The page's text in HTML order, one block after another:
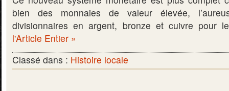
bien des monnaies de valeur élevée,
divisionnaires en argent, bronze et cuivre
l'Article Entier »
Classé dans : Histoire locale